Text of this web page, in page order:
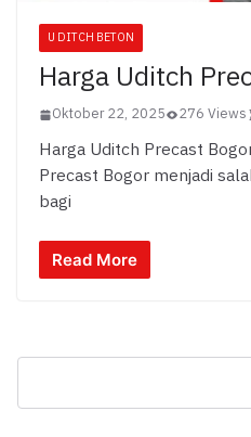
U DITCH BETON
Harga Uditch
Oktober 22, 2025 276 Views
Harga Uditch Precast
Precast Bogor menjadi
bagi
Read More